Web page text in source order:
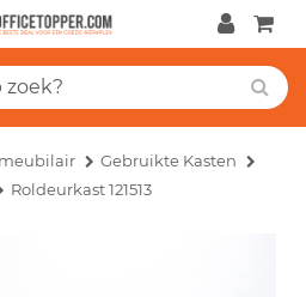
Gebruikte Kasten
Roldeurkast 121513